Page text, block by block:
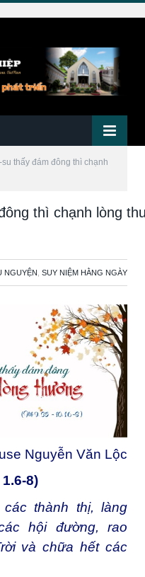
thấy đám đông thì chạnh
thì chạnh lòng
NGUYỆN SUY NIỆM HẰNG NGÀY
Nguyễn Văn Lộc
8)
thành thị, làng
hội đường, rao
và chữa hết các